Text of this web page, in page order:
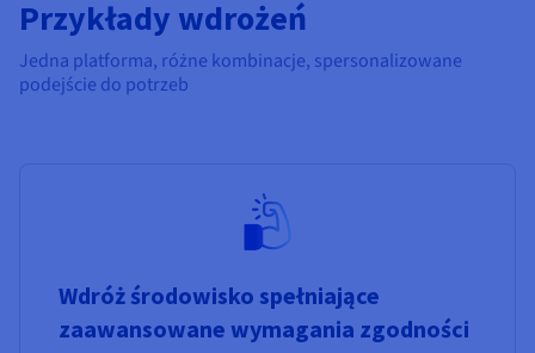
Przykłady wdrożeń
Jedna platforma, różne kombinacje, spersonalizowane
podejście do potrzeb
Wdróż środowisko spełniające
zaawansowane wymagania zgodności